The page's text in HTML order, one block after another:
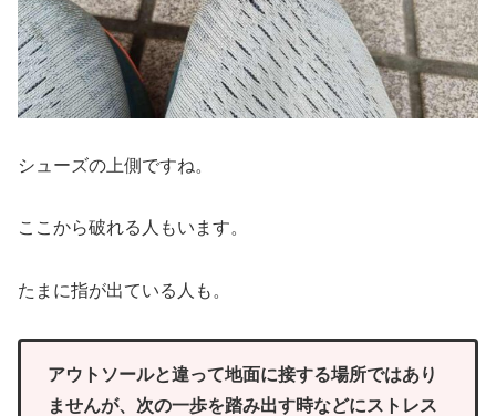
シューズの上側ですね。
ここから破れる人もいます。
たまに指が出ている人も。
アウトソールと違って地面に接する場所ではあり
ませんが、次の一歩を踏み出す時などにストレス